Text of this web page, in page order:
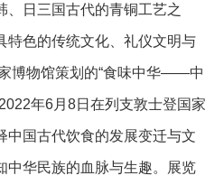
、日三国古代的青铜工艺之
特色的传统文化、礼仪文明与
博物馆策划的“食味中华——中
年6月8日在列支敦士登国家
中国古代饮食的发展变迁与文
中华民族的血脉与生趣。展览